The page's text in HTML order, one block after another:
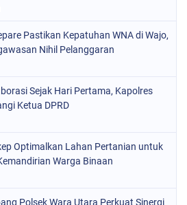
Pastikan Kepatuhan WNA di Wajo,
Nihil Pelanggaran
Sejak Hari Pertama, Kapolres
Ketua DPRD
Optimalkan Lahan Pertanian untuk
Warga Binaan
Polsek Wara Utara Perkuat Sinergi